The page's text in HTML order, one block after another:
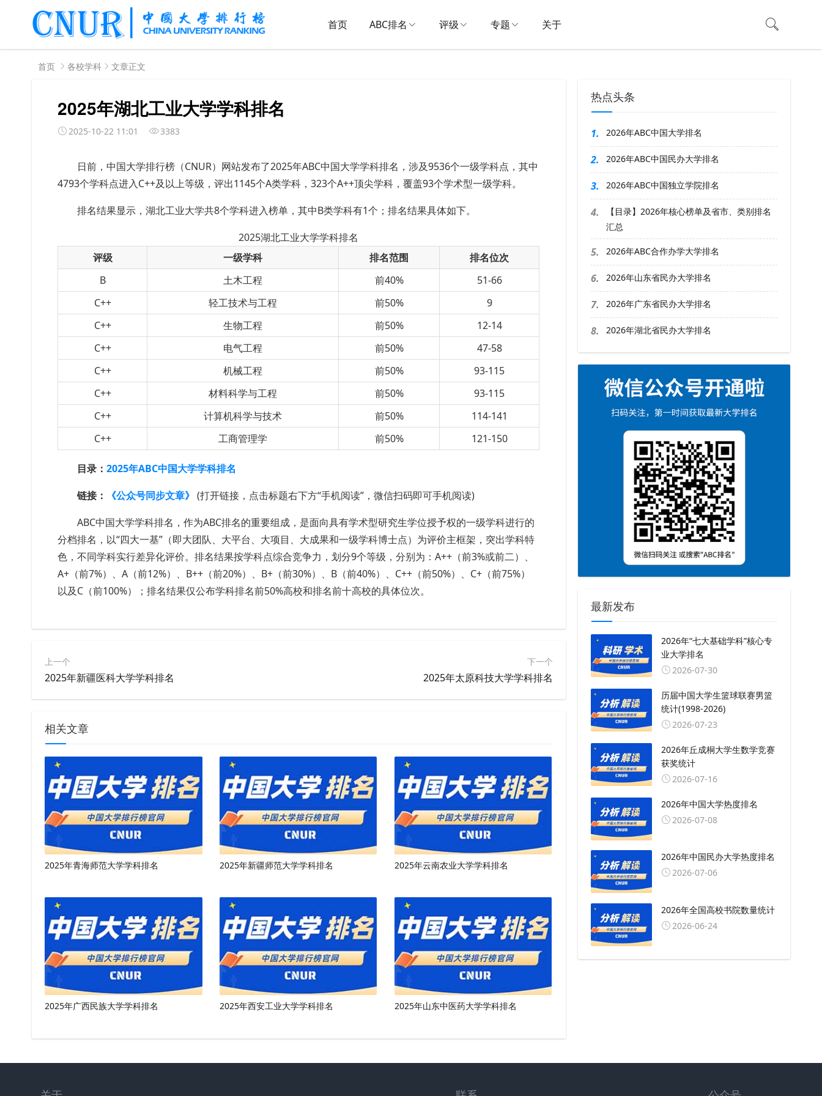
首页 ABC排名 评级 专题 关于
首页 各校学科 文章正文
2025年湖北工业大学学科排名
2025-10-22 11:01 3383
日前，中国大学排行榜（CNUR）网站发布了2025年ABC中国大学学科排名，涉及9536个一级学科点，其中
4793个学科点进入C++及以上等级，评出1145个A类学科，323个A++顶尖学科，覆盖93个学术型一级学科。
排名结果显示，湖北工业大学共8个学科进入榜单，其中B类学科有1个；排名结果具体如下。
2025湖北工业大学学科排名
评级
一级学科 排名范围
排名位次
B
土木工程 前40%
51-66
C++
轻工技术与工程 前50%
9
C++
生物工程 前50%
12-14
C++
电气工程 前50%
47-58
C++
机械工程 前50%
93-115
C++
材料科学与工程 前50%
93-115
C++
计算机科学与技术 前50%
114-141
C++
工商管理学 前50% 121-150
目录： 2025年ABC中国大学学科排名
链接：
《公众号同步文章》 (打开链接，点击标题右下方“手机阅读”，微信扫码即可手机阅读)
ABC中国大学学科排名，作为ABC排名的重要组成，是面向具有学术型研究生学位授予权的一级学科进行的
分档排名，以“四大一基”（即大团队、大平台、大项目、大成果和一级学科博士点）为评价主框架，突出学科特
色，不同学科实行差异化评价。排名结果按学科点综合竞争力，划分9个等级，分别为：A++（前3%或前二）、
A+（前7%）、A（前12%）、B++（前20%）、B+（前30%）、B（前40%）、C++（前50%）、C+（前75%）
以及C（前100%）；排名结果仅公布学科排名前50%高校和排名前十高校的具体位次。
上一个
2025年新疆医科大学学科排名
下一个
2025年太原科技大学学科排名
相关文章
2025年青海师范大学学科排名 2025年新疆师范大学学科排名 2025年云南农业大学学科排名
2025年广西民族大学学科排名 2025年西安工业大学学科排名 2025年山东中医药大学学科排名
热点头条
1. 2026年ABC中国大学排名
2. 2026年ABC中国民办大学排名
3. 2026年ABC中国独立学院排名
4.
【目录】2026年核心榜单及省市、类别排名
汇总
5. 2026年ABC合作办学大学排名
6. 2026年山东省民办大学排名
7. 2026年广东省民办大学排名
8. 2026年湖北省民办大学排名
最新发布
2026年“七大基础学科”核心专
业大学排名
2026-07-30
历届中国大学生篮球联赛男篮
统计(1998-2026)
2026-07-23
2026年丘成桐大学生数学竞赛
获奖统计
2026-07-16
2026年中国大学热度排名
2026-07-08
2026年中国民办大学热度排名
2026-07-06
2026年全国高校书院数量统计
2026-06-24